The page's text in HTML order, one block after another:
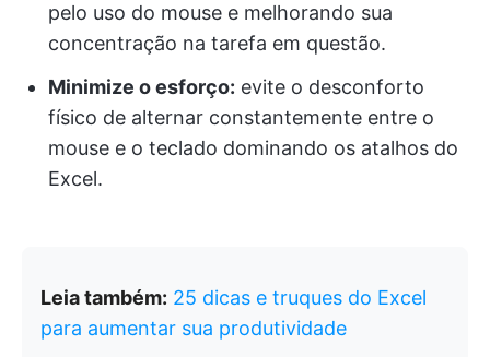
pelo uso do mouse e melhorando sua
concentração na tarefa em questão.
Minimize o esforço: evite o desconforto
físico de alternar constantemente entre o
mouse e o teclado dominando os atalhos do
Excel.
Leia também: 25 dicas e truques do Excel
para aumentar sua produtividade